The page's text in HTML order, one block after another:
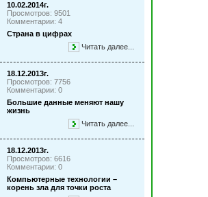
10.02.2014г.
Просмотров: 9501
Комментарии: 4
Страна в цифрах
Читать далее...
18.12.2013г.
Просмотров: 7756
Комментарии: 0
Большие данные меняют нашу
жизнь
Читать далее...
18.12.2013г.
Просмотров: 6616
Комментарии: 0
Компьютерные технологии –
корень зла для точки роста